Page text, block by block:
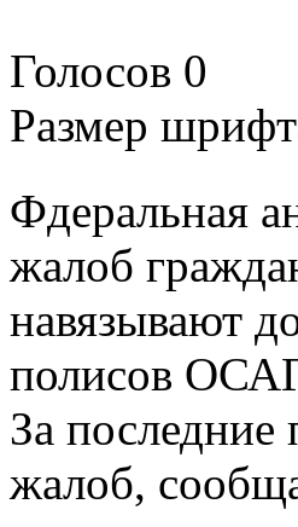
Голосов 0
Размер
Фдеральная
жалоб
навязывают
полисов
За
жалоб,